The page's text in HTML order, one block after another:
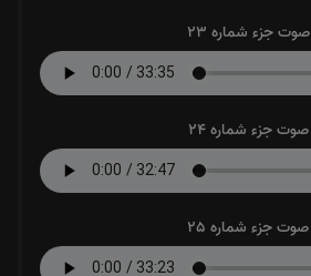
صوت جزء شماره 23
صوت جزء شماره 24
صوت جزء شماره 25